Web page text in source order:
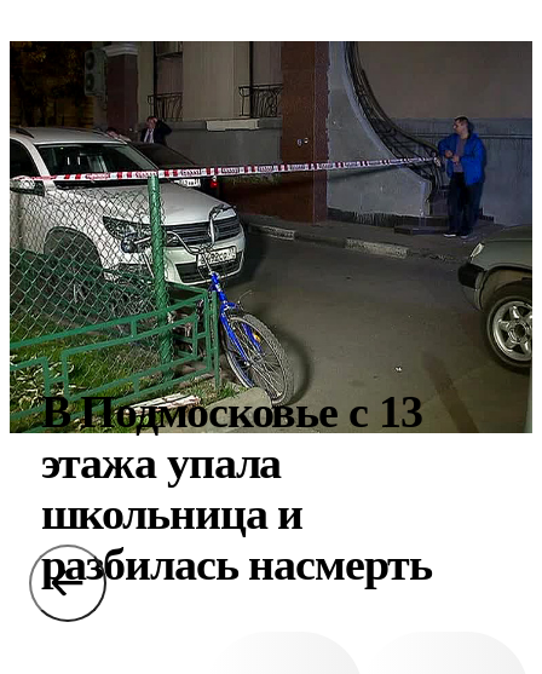
В Подмосковье с 13
этажа упала
школьница и
разбилась насмерть